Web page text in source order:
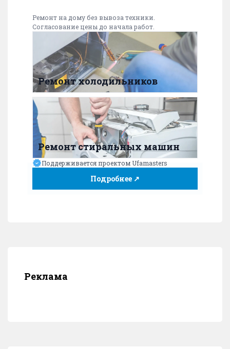
Ремонт на дому без вывоза техники.
Согласование цены до начала работ.
Ремонт холодильников
Ремонт стиральных машин
Поддерживается проектом Ufamasters
Подробнее ↗
Реклама